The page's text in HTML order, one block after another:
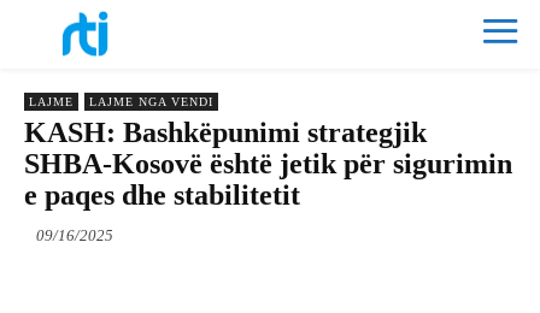
LAJME LAJME NGA VENDI
KASH: Bashkëpunimi strategjik
SHBA-Kosovë është jetik për sigurimin
e paqes dhe stabilitetit
09/16/2025